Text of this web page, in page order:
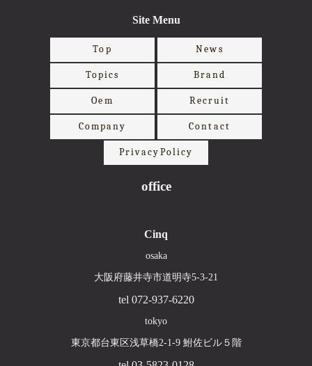
Site Menu
Top News
Topics Brand
Oem Recruit
Company Contact
PrivacyPolicy
office
Cinq
osaka
大阪府藤井寺市道明寺5-3-21
tel 072-937-6220
tokyo
東京都台東区浅草橋2-1-9 鮒佐ビル５階